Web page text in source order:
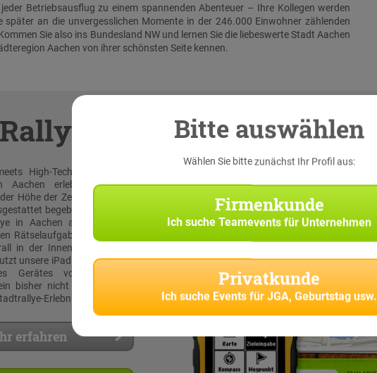
Betriebsausflug zu einem spannenden Abenteuer – Ihre Kollegen werden
später an die unvergesslichen Momente in der 246.000 Einwohner zählenden
Sie also ins Bundesland NW und lernen Sie die liebeswerte Stadt Aachen
Aachen von ihrer schönsten Seite kennen.
High-Tech: Bei unserer
Aachen erleben sie eine
Höhe der Zeit! Mit original
begeben Sie sich bei
in Aachen auf die Suche
Rätselaufgaben und Team-
in der Innenstadt auf Sie
unsere iPad Rallye App die
Gerätes voll aus und
bisher nicht dagewesenes
Erlebnis!
erfahren
Bitte auswählen
Wählen Sie bitte zunächst Ihr Profil aus:
Firmenkunde
Ich suche Teamevents für Unternehmen
Privatkunde
Ich suche Events für JGA, Geburtstag usw.